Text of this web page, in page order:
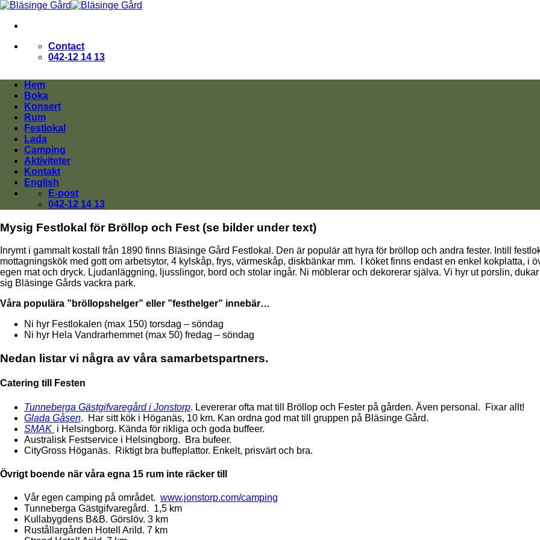
Skip
content
Contact
042-12 14 13
Hem
Boka
Konsert
Rum
Festlokal
Lada
Camping
Aktiviteter
Kontakt
English
E-post
042-12 14 13
Mysig Festlokal för Bröllop och Fest (se bilder under text)
Inrymt i gammalt kostall från 1890 finns Bläsinge Gård Festlokal. Den är populär att hyra för bröllop och andra fester. Intill
mottagningskök med gott om arbetsytor, 4 kylskåp, frys, värmeskåp, diskbänkar mm. I köket finns endast en enkel kokplatta, i
egen mat och dryck. Ljudanläggning, ljusslingor, bord och stolar ingår. Ni möblerar och dekorerar själva. Vi hyr ut porslin,
sig Bläsinge Gårds vackra park.
Våra populära ”bröllopshelger” eller ”festhelger” innebär…
Ni hyr Festlokalen (max 150) torsdag – söndag
Ni hyr Hela Vandrarhemmet (max 50) fredag – söndag
Nedan listar vi några av våra samarbetspartners.
Catering till Festen
Tunneberga Gästgifvaregård i Jonstorp. Levererar ofta mat till Bröllop och Fester på gården. Även personal. Fixar allt!
Glada Gåsen. Har sitt kök i Höganäs, 10 km. Kan ordna god mat till gruppen på Bläsinge Gård.
SMAK i Helsingborg. Kända för rikliga och goda buffeer.
Australisk Festservice i Helsingborg. Bra bufeer.
CityGross Höganäs. Riktigt bra buffeplattor. Enkelt, prisvärt och bra.
Övrigt boende när våra egna 15 rum inte räcker till
Vår egen camping på området. www.jonstorp.com/camping
Tunneberga Gästgifvaregård. 1,5 km
Kullabygdens B&B. Görslöv. 3 km
Rustållargården Hotell Arild. 7 km